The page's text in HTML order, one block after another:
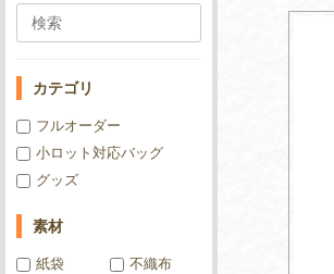
カテゴリ
フルオーダー
小ロット対応バッグ
グッズ
素材
紙袋
不織布